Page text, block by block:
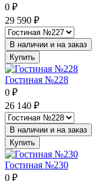
0 ₽
29 590 ₽
В наличии и на заказ
Купить
Гостиная №228
0 ₽
26 140 ₽
В наличии и на заказ
Купить
Гостиная №230
0 ₽